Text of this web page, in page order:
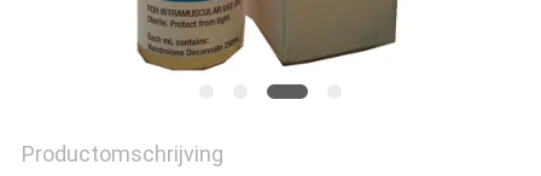
Productomschrijving